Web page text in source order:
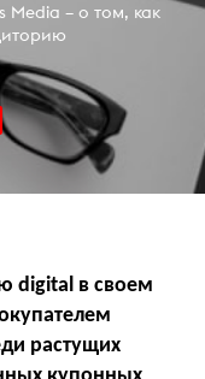
Media – о том, как
digital в своем
растущих